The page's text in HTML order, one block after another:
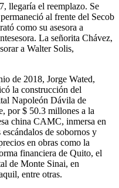
llegaría el reemplazo. Se
al frente del Secob
como su asesora a
La señorita Chávez,
a Walter Solis,
de 2018, Jorge Wated,
la construcción del
Napoleón Dávila de
por $ 50.3 millones a la
china CAMC, inmersa en
escándalos de sobornos y
en obras como la
financiera de Quito, el
de Monte Sinai, en
entre otras.